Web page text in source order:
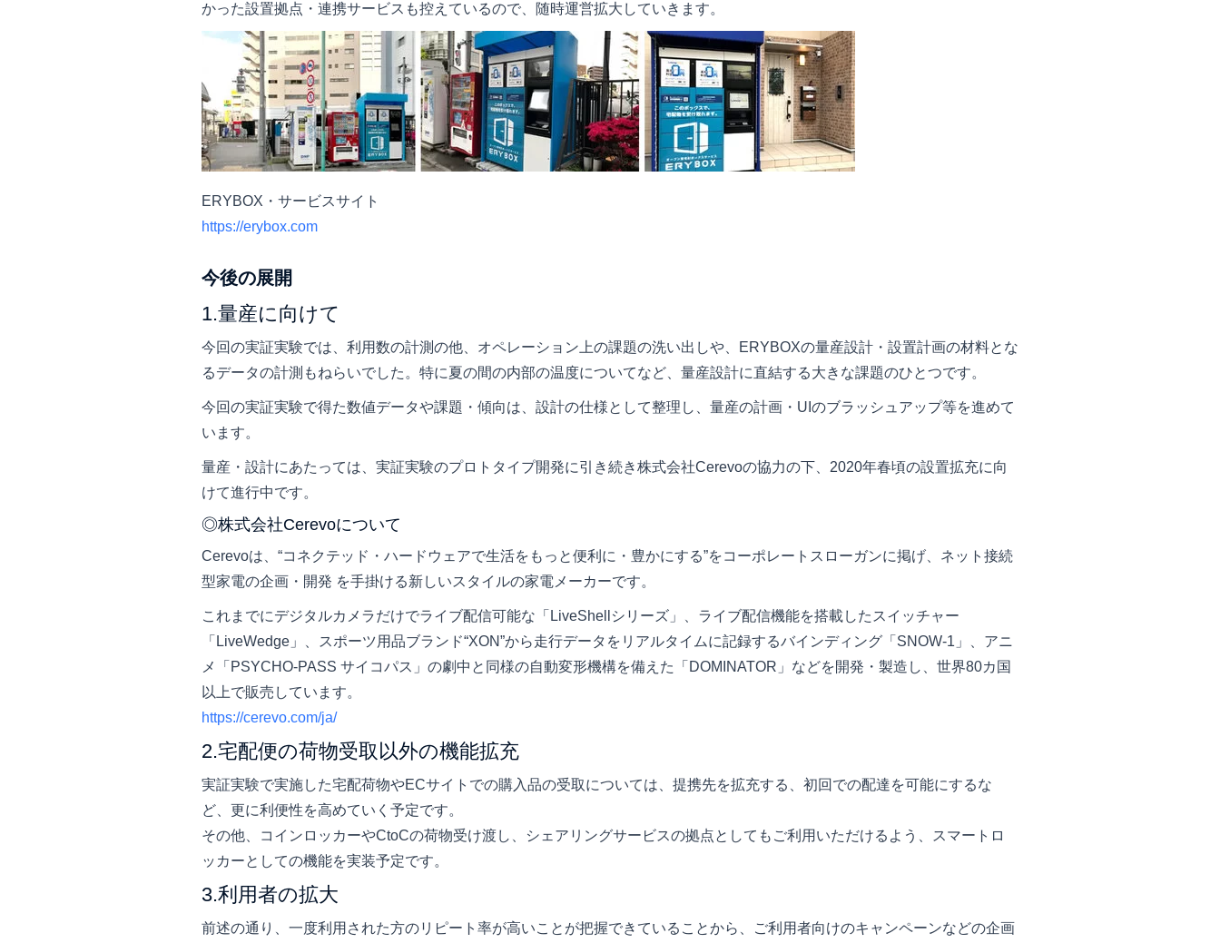
かった設置拠点・連携サービスも控えているので、随時運営拡大していきます。
ERYBOX・サービスサイト
https://erybox.com
今後の展開
1.量産に向けて
今回の実証実験では、利用数の計測の他、オペレーション上の課題の洗い出しや、ERYBOXの量産設計・設置計画の材料とな
るデータの計測もねらいでした。特に夏の間の内部の温度についてなど、量産設計に直結する大きな課題のひとつです。
今回の実証実験で得た数値データや課題・傾向は、設計の仕様として整理し、量産の計画・UIのブラッシュアップ等を進めて
います。
量産・設計にあたっては、実証実験のプロトタイプ開発に引き続き株式会社Cerevoの協力の下、2020年春頃の設置拡充に向
けて進行中です。
◎株式会社Cerevoについて
Cerevoは、“コネクテッド・ハードウェアで生活をもっと便利に・豊かにする”をコーポレートスローガンに掲げ、ネット接続
型家電の企画・開発 を手掛ける新しいスタイルの家電メーカーです。
これまでにデジタルカメラだけでライブ配信可能な「LiveShellシリーズ」、ライブ配信機能を搭載したスイッチャー
「LiveWedge」、スポーツ用品ブランド“XON”から走行データをリアルタイムに記録するバインディング「SNOW-1」、アニ
メ「PSYCHO-PASS サイコパス」の劇中と同様の自動変形機構を備えた「DOMINATOR」などを開発・製造し、世界80カ国
以上で販売しています。
https://cerevo.com/ja/
2.宅配便の荷物受取以外の機能拡充
実証実験で実施した宅配荷物やECサイトでの購入品の受取については、提携先を拡充する、初回での配達を可能にするな
ど、更に利便性を高めていく予定です。
その他、コインロッカーやCtoCの荷物受け渡し、シェアリングサービスの拠点としてもご利用いただけるよう、スマートロ
ッカーとしての機能を実装予定です。
3.利用者の拡大
前述の通り、一度利用された方のリピート率が高いことが把握できていることから、ご利用者向けのキャンペーンなどの企画